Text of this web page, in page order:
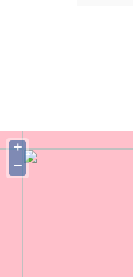
+
−